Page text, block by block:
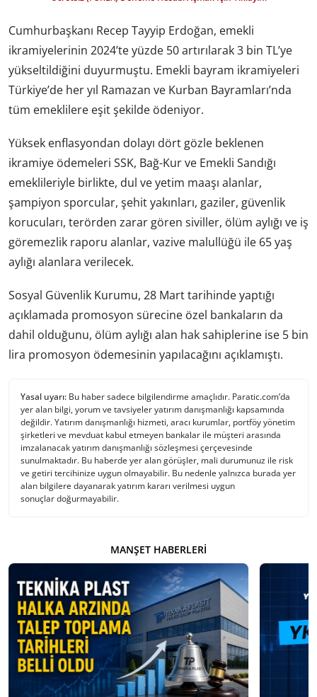
Cumhurbaşkanı Recep Tayyip Erdoğan, emekli
ikramiyelerinin 2024’te yüzde 50 artırılarak 3 bin TL’ye
yükseltildiğini duyurmuştu. Emekli bayram ikramiyeleri
Türkiye’de her yıl Ramazan ve Kurban Bayramları’nda
tüm emeklilere eşit şekilde ödeniyor.
Yüksek enflasyondan dolayı dört gözle beklenen
ikramiye ödemeleri SSK, Bağ-Kur ve Emekli Sandığı
emeklileriyle birlikte, dul ve yetim maaşı alanlar,
şampiyon sporcular, şehit yakınları, gaziler, güvenlik
korucuları, terörden zarar gören siviller, ölüm aylığı ve iş
göremezlik raporu alanlar, vazive malullüğü ile 65 yaş
aylığı alanlara verilecek.
Sosyal Güvenlik Kurumu, 28 Mart tarihinde yaptığı
açıklamada promosyon sürecine özel bankaların da
dahil olduğunu, ölüm aylığı alan hak sahiplerine ise 5 bin
lira promosyon ödemesinin yapılacağını açıklamıştı.
Yasal uyarı: Bu haber sadece bilgilendirme amaçlıdır. Paratic.com’da
yer alan bilgi, yorum ve tavsiyeler yatırım danışmanlığı kapsamında
değildir. Yatırım danışmanlığı hizmeti, aracı kurumlar, portföy yönetim
şirketleri ve mevduat kabul etmeyen bankalar ile müşteri arasında
imzalanacak yatırım danışmanlığı sözleşmesi çerçevesinde
sunulmaktadır. Bu haberde yer alan görüşler, mali durumunuz ile risk
ve getiri tercihinize uygun olmayabilir. Bu nedenle yalnızca burada yer
alan bilgilere dayanarak yatırım kararı verilmesi uygun
sonuçlar doğurmayabilir.
MANŞET HABERLERI